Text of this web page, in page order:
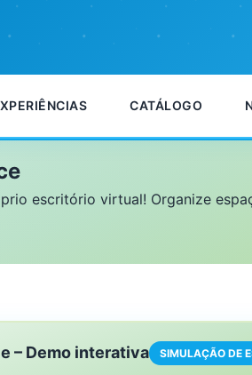
CATÁLOGO
escritório virtual! Organize
– Demo interativa SIMULAÇÃO DE